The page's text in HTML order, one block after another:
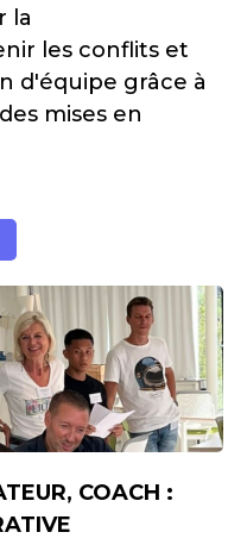
la
les conflits et
d'équipe grâce à
mises en
COACH :